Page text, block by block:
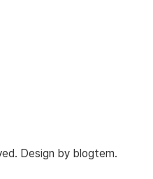
Design by blogtem.